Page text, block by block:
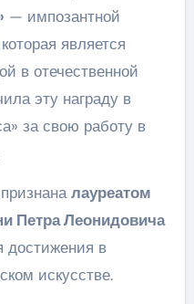
— импозантной
является
в отечественной
эту награду в
за свою работу в
лауреатом
Петра Леонидовича
в
искусстве.